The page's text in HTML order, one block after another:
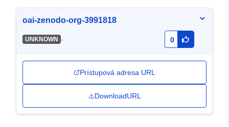
oai-zenodo-org-3991818
UNKNOWN - 0
Prístupová adresa URL
DownloadURL